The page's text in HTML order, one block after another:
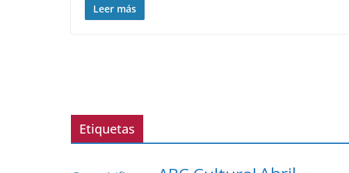
Leer más
Etiquetas